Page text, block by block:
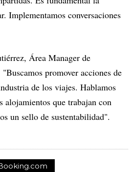
Implementamos conversaciones
Área Manager de
promover acciones de
de los viajes. Hablamos
alojamientos que trabajan con
un sello de sustentabilidad".